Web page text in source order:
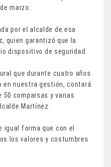
marzo.
por el alcalde de esa
quien garantizó que la
dispositivo de seguridad.
que durante cuatro años
en nuestra gestión, contará
50 comparsas y varias
Martínez.
igual forma que con el
los valores y costumbres